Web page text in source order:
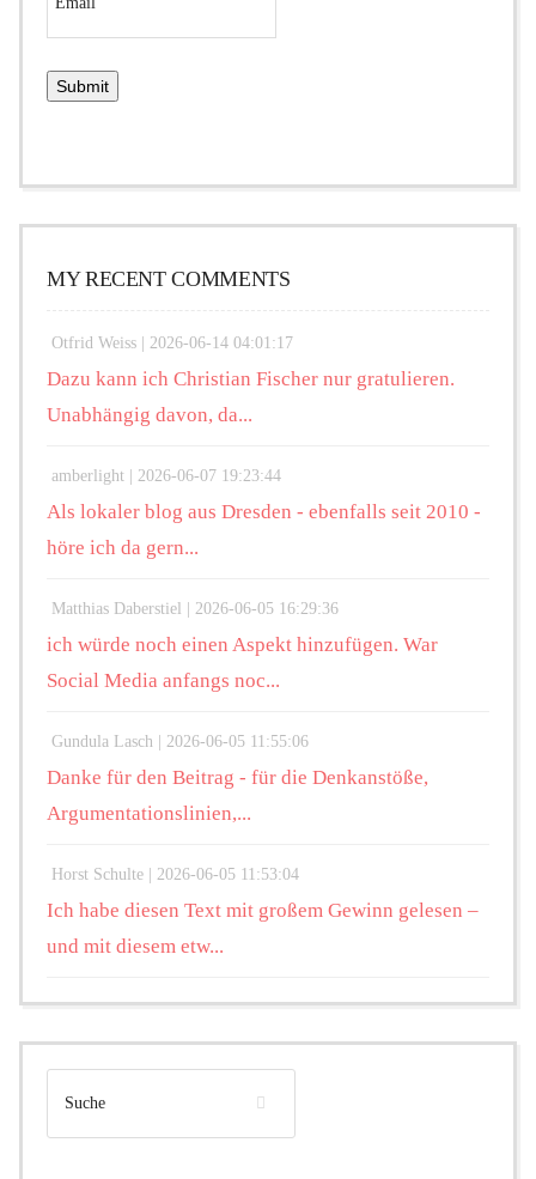
MY RECENT COMMENTS
Otfrid Weiss | 2026-06-14 04:01:17
Dazu kann ich Christian Fischer nur gratulieren.
Unabhängig davon, da...
amberlight | 2026-06-07 19:23:44
Als lokaler blog aus Dresden - ebenfalls seit 2010 -
höre ich da gern...
Matthias Daberstiel | 2026-06-05 16:29:36
ich würde noch einen Aspekt hinzufügen. War
Social Media anfangs noc...
Gundula Lasch | 2026-06-05 11:55:06
Danke für den Beitrag - für die Denkanstöße,
Argumentationslinien,...
Horst Schulte | 2026-06-05 11:53:04
Ich habe diesen Text mit großem Gewinn gelesen –
und mit diesem etw...